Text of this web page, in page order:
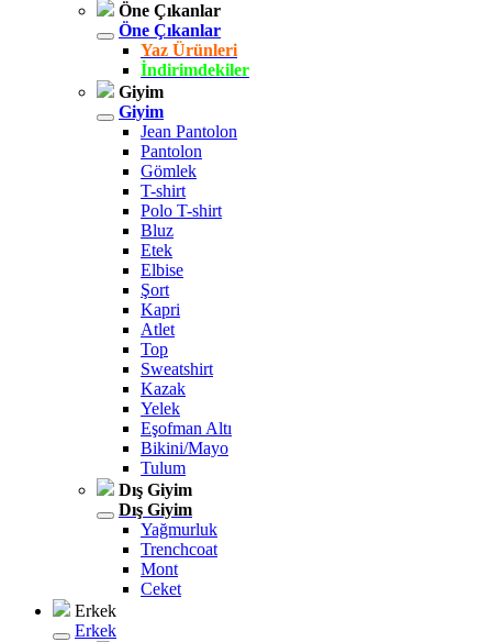
Öne Çıkanlar
Öne Çıkanlar
Yaz Ürünleri
İndirimdekiler
Giyim
Giyim
Jean Pantolon
Pantolon
Gömlek
T-shirt
Polo T-shirt
Bluz
Etek
Elbise
Şort
Kapri
Atlet
Top
Sweatshirt
Kazak
Yelek
Eşofman Altı
Bikini/Mayo
Tulum
Dış Giyim
Dış Giyim
Yağmurluk
Trenchcoat
Mont
Ceket
Erkek
Erkek